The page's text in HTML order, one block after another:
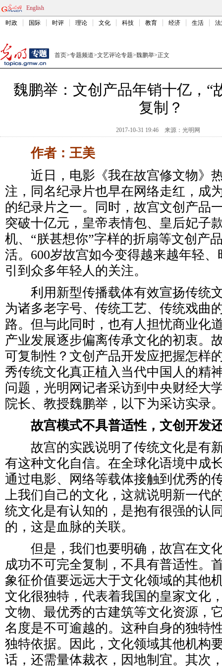
English
时政 国际 时评 理论 文化 科技 教育 经济 生活
首页>专题频道>文艺评论专题>魏鹏举>正文
魏鹏举：文创产品年销十亿，“
复制？
2017-10-31 19:46 来源： 光明网
作者：王美
近日，电影《我在故宫修文物》
注，同名纪录片也早在网络走红，成
的纪录片之一。同时，故宫文创产品
突破十亿元，皇帝表情包、皇后妃子
机、“朕甚想你”字样的折扇等文创产
活。600岁故宫如今变得越来越年轻
引到众多年轻人的关注。
利用新型传播载体有效宣扬传统
为诸多老字号、传统工艺、传统戏曲
路。但与此同时，也有人担忧商业化
产业发展逐步偏离传承文化的初衷。
可复制性？文创产品开发应把握怎样
秀传统文化真正植入当代中国人的精
问题，光明网记者采访到中央财经大
院长、教授魏鹏举，以下为采访实录
故宫模式不具普适性，文创开发
故宫的实践说明了传统文化是有
有这种文化自信。在全球化语境中成
通过电影、网络等载体接触到优秀的
上我们自己的文化，这就说明新一代
统文化是有认知的，是抱有很强的认
的，这是血脉的关联。
但是，我们也要明确，故宫在文
成功不可完全复制，不具有普适性。
象征价值要远远大于文化领域的其他
文化很独特，代表着我国的皇家文化
文物、最优秀的古建筑等文化资源，
名度是不可逾越的。这种自身的独特
独特依据。因此，文化领域其他机构
话，还需量体裁衣，因地制宜。其次